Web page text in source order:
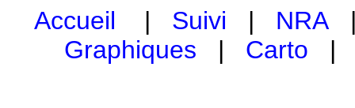
Accueil | Suivi | NRA
Graphiques | Carto